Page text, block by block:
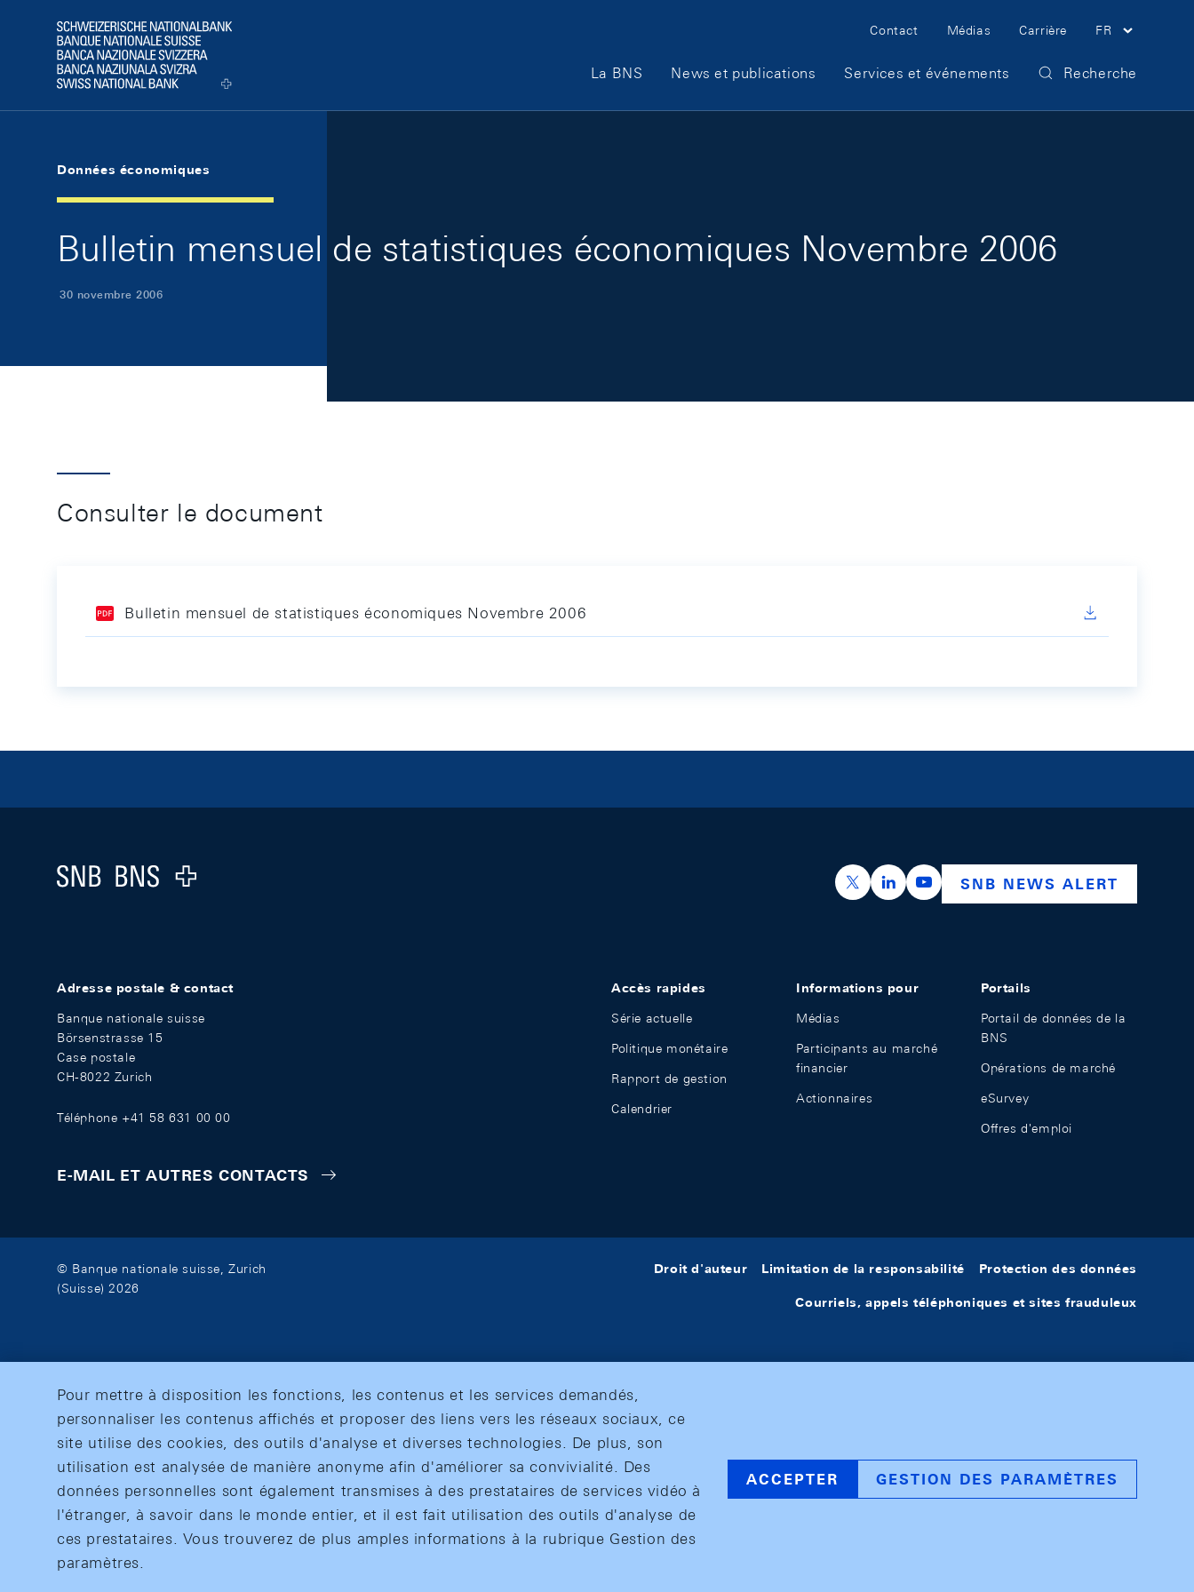
Logo
Meta Navigation
Contact Médias Carrière FR
Main Navigation
La BNS News et publications Services et événements Recherche
Données économiques
Bulletin mensuel de statistiques économiques Novembre 2006
30 novembre 2006
Consulter le document
Bulletin mensuel de statistiques économiques Novembre 2006
Logo
https://x.com/snb_bns
https://ch.linkedin.com/company/swiss-
https://www.youtube.com/
SNB NEWS ALERT
Adresse postale & contact
Banque nationale suisse
Börsenstrasse 15
Case postale
CH-8022 Zurich
Téléphone +41 58 631 00 00
E-MAIL ET AUTRES CONTACTS
Accès rapides
Série actuelle
Politique monétaire
Rapport de gestion
Calendrier
Informations pour
Médias
Participants au marché
financier
Actionnaires
Portails
Portail de données de la
BNS
Opérations de marché
eSurvey
Offres d'emploi
© Banque nationale suisse, Zurich
(Suisse) 2026
Droit d'auteur Limitation de la responsabilité Protection des données
Courriels, appels téléphoniques et sites frauduleux
Pour mettre à disposition les fonctions, les contenus et les services demandés,
personnaliser les contenus affichés et proposer des liens vers les réseaux sociaux, ce
site utilise des cookies, des outils d'analyse et diverses technologies. De plus, son
utilisation est analysée de manière anonyme afin d'améliorer sa convivialité. Des
données personnelles sont également transmises à des prestataires de services vidéo à
l'étranger, à savoir dans le monde entier, et il est fait utilisation des outils d'analyse de
ces prestataires. Vous trouverez de plus amples informations à la rubrique Gestion des
paramètres.
ACCEPTER GESTION DES PARAMÈTRES